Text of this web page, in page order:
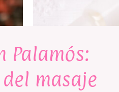
Palamós:
masaje